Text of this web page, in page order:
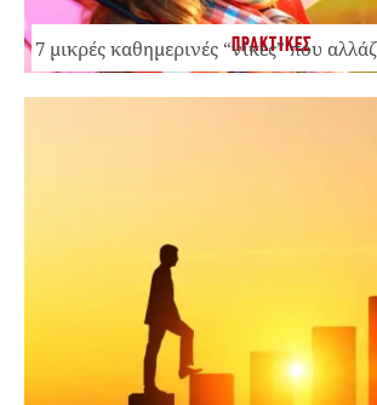
ΠΡΑΚΤΙΚΕΣ
7 μικρές καθημερινές “νίκες” που